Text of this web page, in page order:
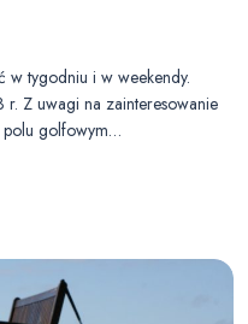
w tygodniu i w weekendy.
Z uwagi na zainteresowanie
polu golfowym…